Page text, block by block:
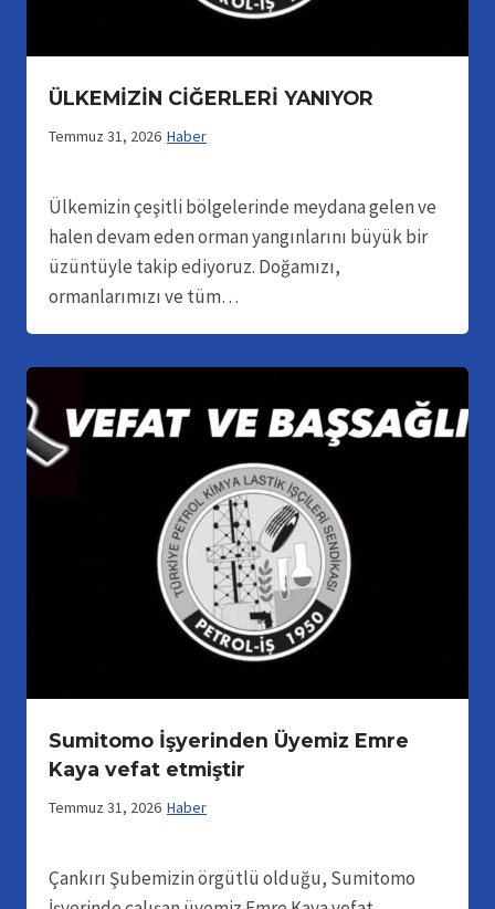
ÜLKEMİZİN CİĞERLERİ YANIYOR
Temmuz 31, 2026 Haber
Ülkemizin çeşitli bölgelerinde meydana gelen ve
halen devam eden orman yangınlarını büyük bir
üzüntüyle takip ediyoruz. Doğamızı,
ormanlarımızı ve tüm…
Sumitomo İşyerinden Üyemiz Emre
Kaya vefat etmiştir
Temmuz 31, 2026 Haber
Çankırı Şubemizin örgütlü olduğu, Sumitomo